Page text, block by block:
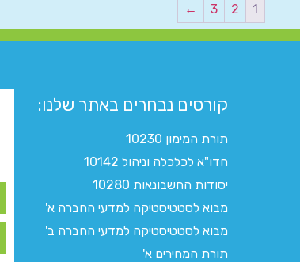
1
2
3
←
קורסים נבחרים באתר שלנו:​
תורת המימון 10230
חדו"א לכלכלה וניהול 10142
יסודות החשבונאות 10280
מבוא לסטטיסטיקה למדעי החברה א'
מבוא לסטטיסטיקה למדעי החברה ב'
תורת המחירים א'